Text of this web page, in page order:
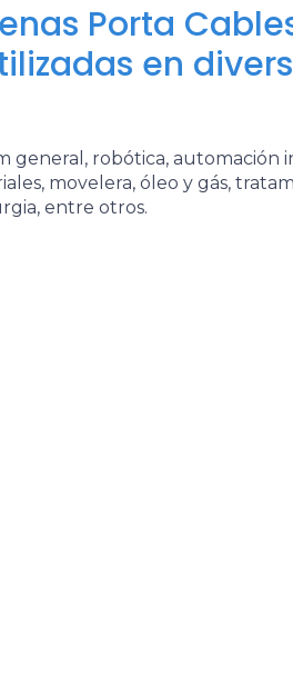
Porta
en
general, robótica, automación
movelera, óleo y gás,
entre otros.